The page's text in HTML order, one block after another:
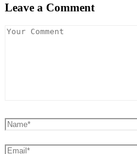
Leave a Comment